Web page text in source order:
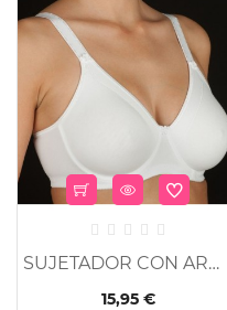
SUJETADOR CON ARO GRAN...
15,95 €